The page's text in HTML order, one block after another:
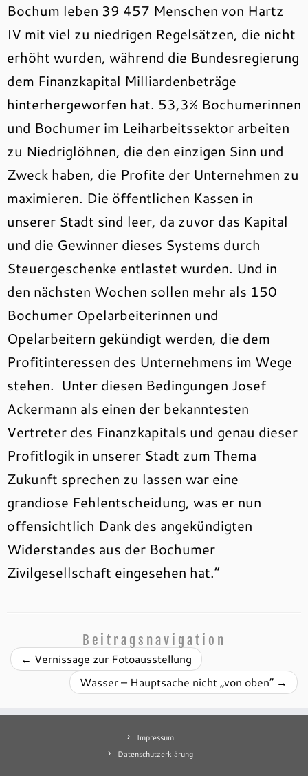
Bochum leben 39 457 Menschen von Hartz
IV mit viel zu niedrigen Regelsätzen, die nicht
erhöht wurden, während die Bundesregierung
dem Finanzkapital Milliardenbeträge
hinterhergeworfen hat. 53,3% Bochumerinnen
und Bochumer im Leiharbeitssektor arbeiten
zu Niedriglöhnen, die den einzigen Sinn und
Zweck haben, die Profite der Unternehmen zu
maximieren. Die öffentlichen Kassen in
unserer Stadt sind leer, da zuvor das Kapital
und die Gewinner dieses Systems durch
Steuergeschenke entlastet wurden. Und in
den nächsten Wochen sollen mehr als 150
Bochumer Opelarbeiterinnen und
Opelarbeitern gekündigt werden, die dem
Profitinteressen des Unternehmens im Wege
stehen. Unter diesen Bedingungen Josef
Ackermann als einen der bekanntesten
Vertreter des Finanzkapitals und genau dieser
Profitlogik in unserer Stadt zum Thema
Zukunft sprechen zu lassen war eine
grandiose Fehlentscheidung, was er nun
offensichtlich Dank des angekündigten
Widerstandes aus der Bochumer
Zivilgesellschaft eingesehen hat.“
Beitragsnavigation
← Vernissage zur Fotoausstellung
Wasser – Hauptsache nicht „von oben“ →
Impressum
Datenschutzerklärung